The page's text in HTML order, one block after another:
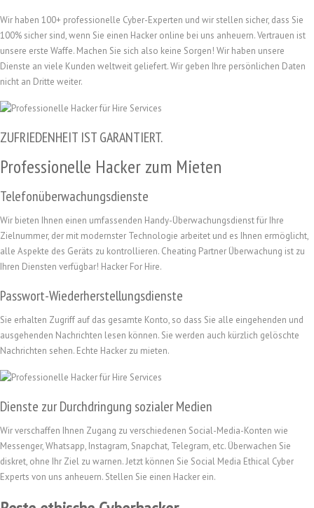
Wir haben 100+ professionelle Cyber-Experten und wir stellen sicher, dass Sie
100% sicher sind, wenn Sie einen Hacker online bei uns anheuern. Vertrauen ist
unsere erste Waffe. Machen Sie sich also keine Sorgen! Wir haben unsere
Dienste an viele Kunden weltweit geliefert. Wir geben Ihre persönlichen Daten
nicht an Dritte weiter.
ZUFRIEDENHEIT IST GARANTIERT.
Professionelle Hacker zum Mieten
Telefonüberwachungsdienste
Wir bieten Ihnen einen umfassenden Handy-Überwachungsdienst für Ihre
Zielnummer, der mit modernster Technologie arbeitet und es Ihnen ermöglicht,
alle Aspekte des Geräts zu kontrollieren. Cheating Partner Überwachung ist zu
Ihren Diensten verfügbar! Hacker For Hire.
Passwort-Wiederherstellungsdienste
Sie erhalten Zugriff auf das gesamte Konto, so dass Sie alle eingehenden und
ausgehenden Nachrichten lesen können. Sie werden auch kürzlich gelöschte
Nachrichten sehen. Echte Hacker zu mieten.
Dienste zur Durchdringung sozialer Medien
Wir verschaffen Ihnen Zugang zu verschiedenen Social-Media-Konten wie
Messenger, Whatsapp, Instagram, Snapchat, Telegram, etc. Überwachen Sie
diskret, ohne Ihr Ziel zu warnen. Jetzt können Sie Social Media Ethical Cyber
Experts von uns anheuern. Stellen Sie einen Hacker ein.